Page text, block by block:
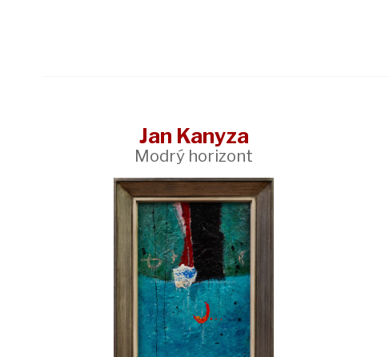
Jan Kanyza
Modrý horizont